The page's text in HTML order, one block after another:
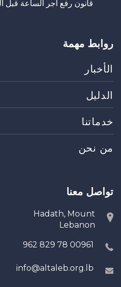
قانون رفع أجر الساعة قبل
روابط مهمة
الأخبار
الدليل
خدماتنا
من نحن
تواصل معنا
Hadath, Mount
Lebanon
00961 78 829 962
info@altaleb.org.lb